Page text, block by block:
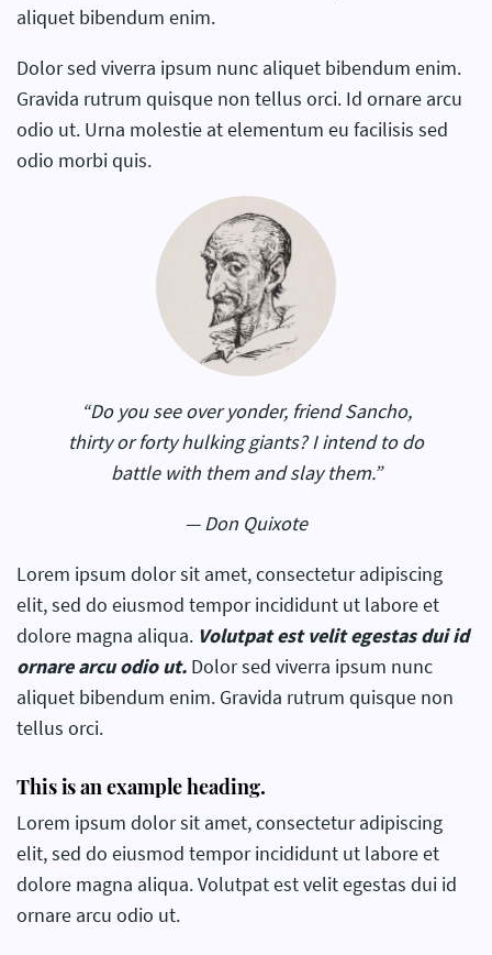
aliquet bibendum enim.
Dolor sed viverra ipsum nunc aliquet bibendum enim.
Gravida rutrum quisque non tellus orci. Id ornare arcu
odio ut. Urna molestie at elementum eu facilisis sed
odio morbi quis.
“Do you see over yonder, friend Sancho,
thirty or forty hulking giants? I intend to do
battle with them and slay them.”
— Don Quixote
Lorem ipsum dolor sit amet, consectetur adipiscing
elit, sed do eiusmod tempor incididunt ut labore et
dolore magna aliqua. Volutpat est velit egestas dui id
ornare arcu odio ut. Dolor sed viverra ipsum nunc
aliquet bibendum enim. Gravida rutrum quisque non
tellus orci.
This is an example heading.
Lorem ipsum dolor sit amet, consectetur adipiscing
elit, sed do eiusmod tempor incididunt ut labore et
dolore magna aliqua. Volutpat est velit egestas dui id
ornare arcu odio ut.